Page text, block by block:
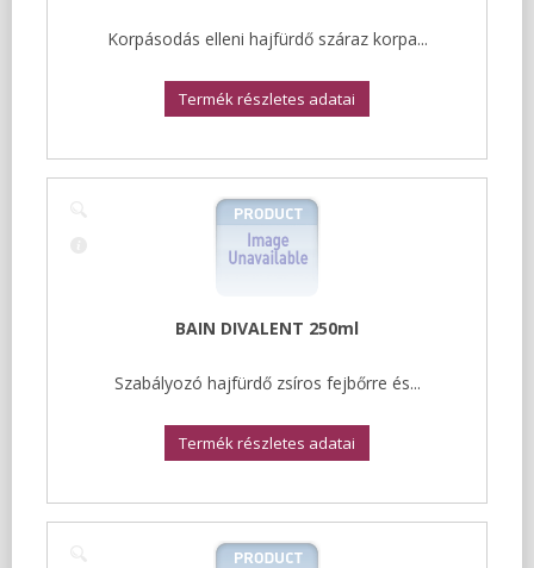
Korpásodás elleni hajfürdő száraz korpa...
Termék részletes adatai
BAIN DIVALENT 250ml
Szabályozó hajfürdő zsíros fejbőrre és...
Termék részletes adatai